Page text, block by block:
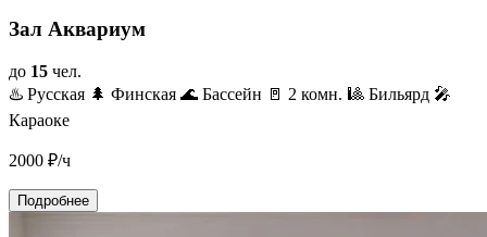
Зал Аквариум
до 15 чел.
♨️ Русская 🌲 Финская 🌊 Бассейн 🚪 2 комн. 🎱 Бильярд 🎤
Караоке
2000 ₽/ч
Подробнее